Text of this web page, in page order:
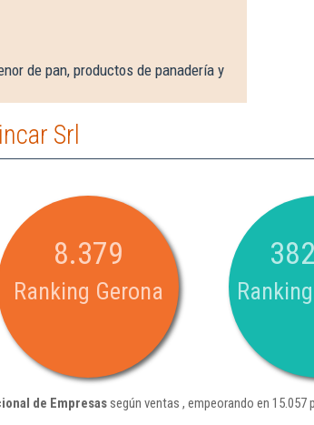
de pan, productos de panadería y
Srl
8.379
Ranking Gerona
de Empresassegún ventas , empeorando en